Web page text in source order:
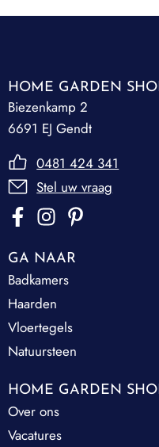
HOME GARDEN
Biezenkamp 2
6691 EJ Gendt
0481 424 341
Stel uw vraag
GA NAAR
Badkamers
Haarden
Vloertegels
Natuursteen
HOME GARDEN
Over ons
Vacatures